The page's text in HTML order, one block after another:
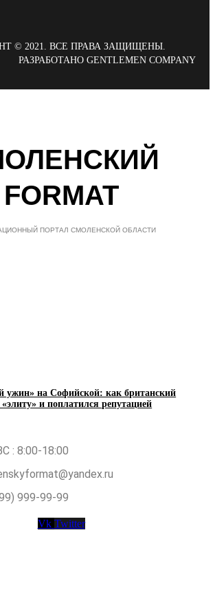
© 2021. ВСЕ ПРАВА ЗАЩИЩЕНЫ.
РАЗРАБОТАНО GENTLEMEN COMPANY
FORMAT
ПОРТАЛ СМОЛЕНСКОЙ ОБЛАСТИ
ужин» на Софийской: как британский
«элиту» и поплатился репутацией
: 8:00-18:00
999-99-99
Vk Twitter